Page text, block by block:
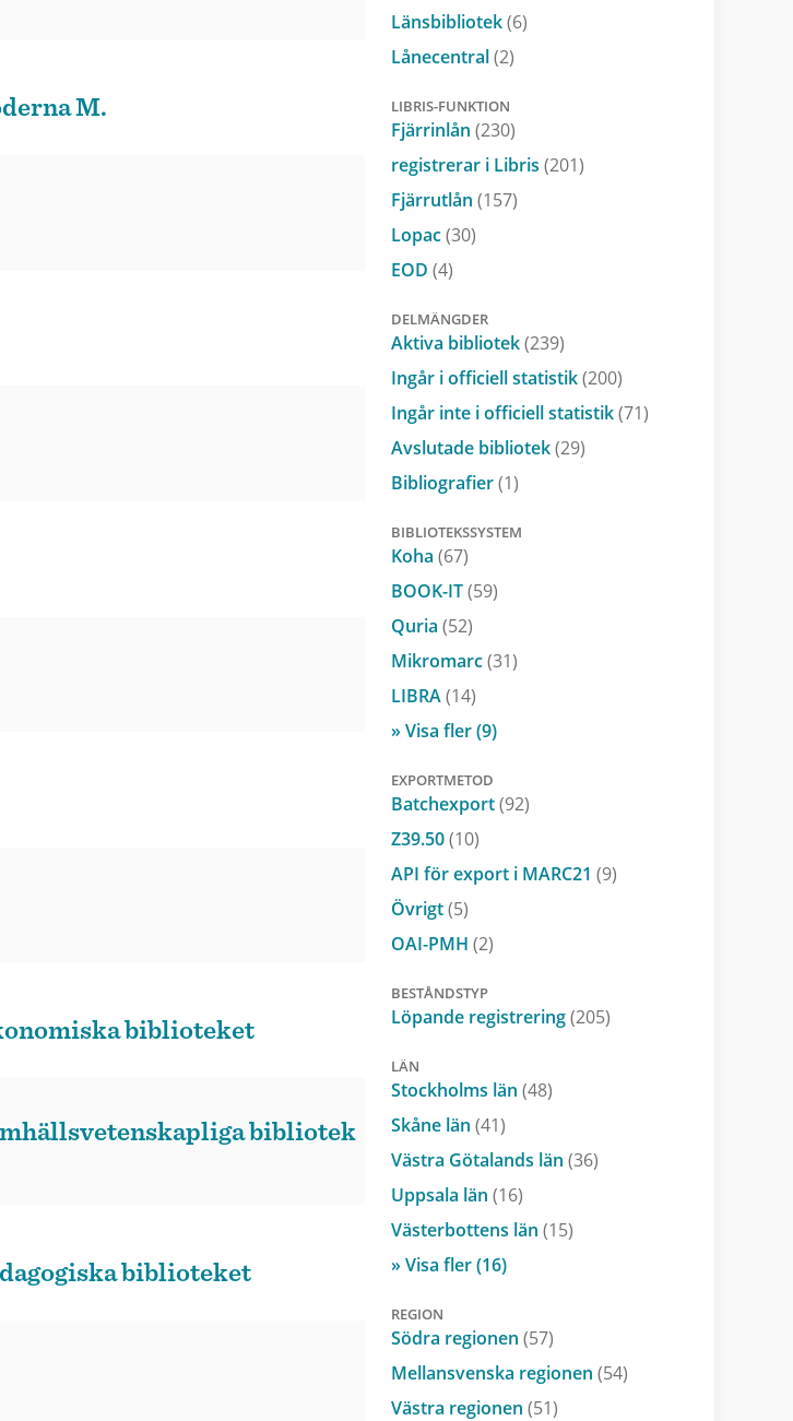
M.
biblioteket
bibliotek
biblioteket
Länsbibliotek(6)
Lånecentral(2)
LIBRIS-FUNKTION
Fjärrinlån (230)
registrerar i Libris (201)
Fjärrutlån (157)
Lopac(30)
EOD (4)
DELMÄNGDER
Aktiva bibliotek(239)
Ingår i officiell statistik(200)
Ingår inte i officiell statistik(71)
Avslutade bibliotek(29)
Bibliografier(1)
BIBLIOTEKSSYSTEM
Koha (67)
BOOK-IT(59)
Quria (52)
Mikromarc(31)
LIBRA(14)
» Visa fler (9)
EXPORTMETOD
Batchexport(92)
Z39.50(10)
API för export i MARC21 (9)
Övrigt(5)
OAI-PMH (2)
BESTÅNDSTYP
Löpande registrering(205)
LÄN
Stockholms län (48)
Skåne län (41)
Västra Götalands län (36)
Uppsala län (16)
Västerbottens län (15)
» Visa fler (16)
REGION
Södra regionen (57)
Mellansvenska regionen (54)
Västra regionen (51)